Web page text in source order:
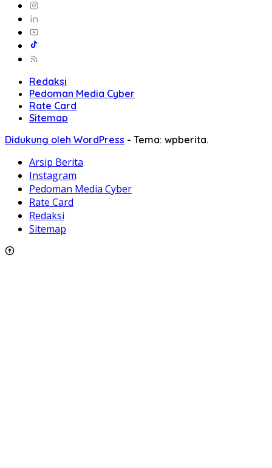
Redaksi
Pedoman Media Cyber
Rate Card
Sitemap
Didukung oleh WordPress - Tema: wpberita.
Arsip Berita
Instagram
Pedoman Media Cyber
Rate Card
Redaksi
Sitemap